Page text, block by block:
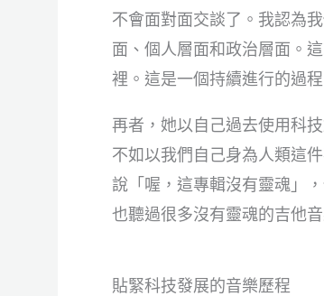
不會面對面交談了。我認為
面、個人層面和政治層面。
裡。這是一個持續進行的過
再者，她以自己過去使用科
不如以我們自己身為人類這
說「喔，這專輯沒有靈魂」
也聽過很多沒有靈魂的吉他
貼緊科技發展的音樂歷程